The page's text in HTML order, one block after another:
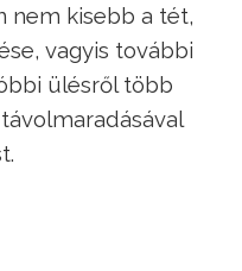
nem kisebb a tét,
vagyis további
ülésről több